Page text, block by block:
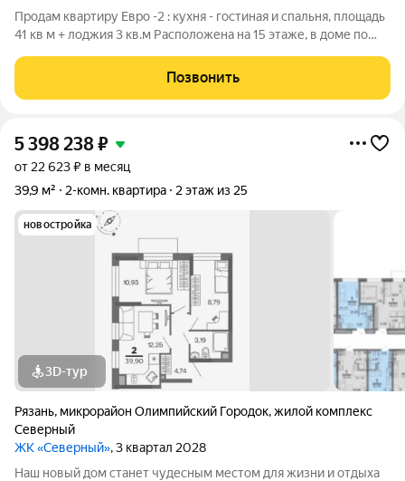
Продам квартиру Евро -2 : кухня - гостиная и спальня, площадь
41 кв м + лоджия 3 кв.м Расположена на 15 этаже, в доме по
Пеcочня. ЖК «Северный» - Заcтройщик: «Северная компания »
- Год
Позвонить
5 398 238₽
от 22 623 ₽ в месяц
39,9 м²
2-комн. квартира 2 этаж из 25
новостройка
3D-тур
Рязань, микрорайон Олимпийский Городок,жилой комплекс
Северный
ЖК «Северный», 3 квартал 2028
Наш новый дом станет чудесным местом для жизни и отдыха